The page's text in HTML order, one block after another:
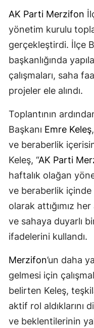
AK Parti Merzifon
yönetim kurulu
gerçekleştirdi. İlçe
başkanlığında
çalışmaları, saha
projeler ele alındı.
Toplantının
Başkanı Emre Keleş
ve beraberlik
Keleş, “AK Parti
haftalık olağan
ve beraberlik
olarak attığımız
ve sahaya duyarlı
ifadelerini kullandı.
Merzifon’un daha
gelmesi için
belirten Keleş,
aktif rol aldıklarını
ve beklentilerinin